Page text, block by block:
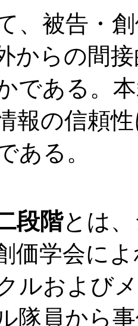
、被告・
からの間
である。
報の信頼
ある。
段階とは
価学会に
ルおよび
隊員から